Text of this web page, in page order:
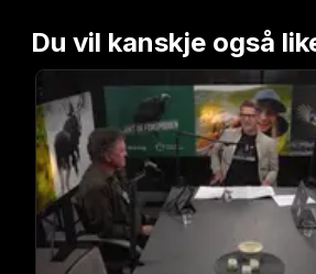
Velkommen til spesialutgave av
med noen av landets fremste
Med i sendingen er Landbruks- og
Pollestad, Norges offisielle
Tronerud fra Mattilsynet og
Andreas Grøntvedt fra
Du vil kanskje også